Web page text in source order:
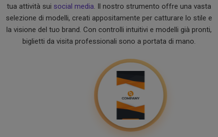
tua attività sui social media. Il nostro strumento offre una vasta
selezione di modelli, creati appositamente per catturare lo stile e
la visione del tuo brand. Con controlli intuitivi e modelli già pronti,
biglietti da visita professionali sono a portata di mano.